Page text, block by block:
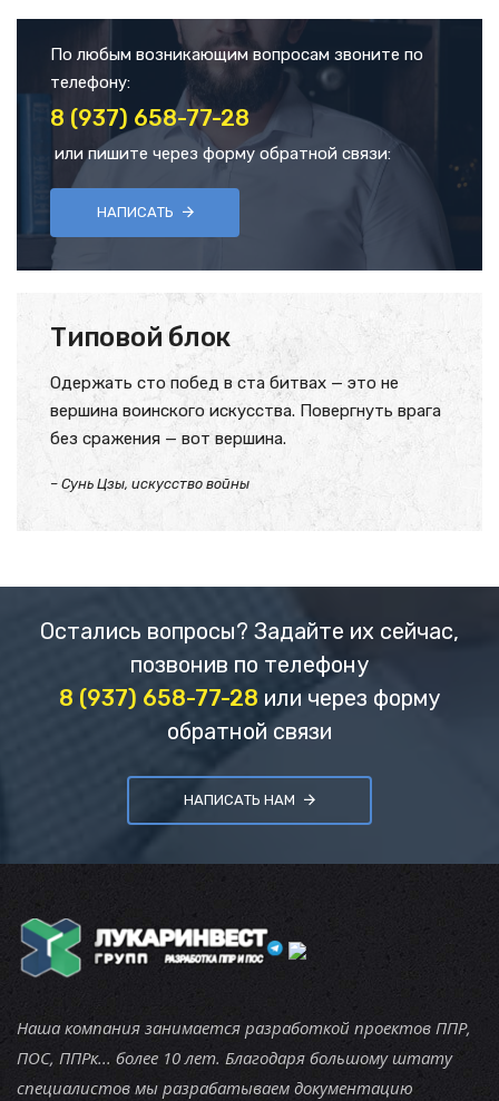
По любым возникающим вопросам звоните по
телефону:
8 (937) 658-77-28
или пишите через форму обратной связи:
НАПИСАТЬ
Типовой блок
Одержать сто побед в ста битвах — это не
вершина воинского искусства. Повергнуть врага
без сражения — вот вершина.
– Сунь Цзы, искусство войны
Остались вопросы? Задайте их сейчас,
позвонив по телефону
8 (937) 658-77-28 или через форму
обратной связи
НАПИСАТЬ НАМ
Наша компания занимается разработкой проектов ППР,
ПОС, ППРк... более 10 лет. Благодаря большому штату
специалистов мы разрабатываем документацию